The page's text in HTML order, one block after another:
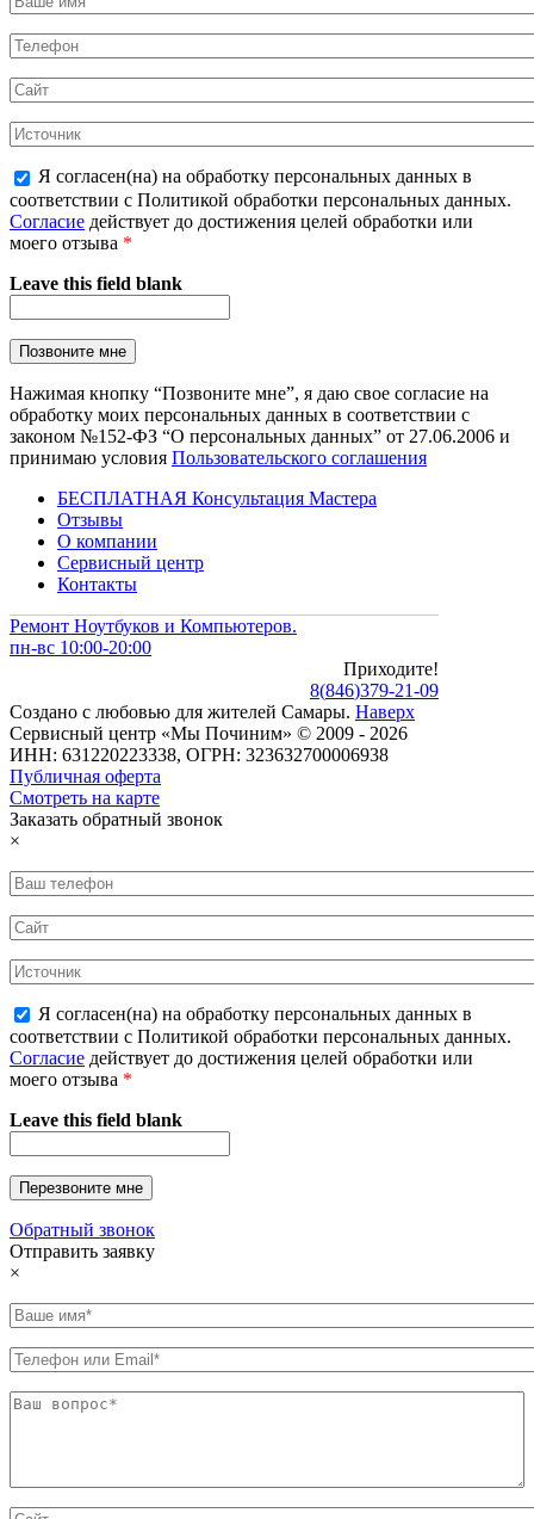
Я согласен(на) на обработку персональных данных в
соответствии с Политикой обработки персональных данных.
Согласие действует до достижения целей обработки или
моего отзыва *
Leave this field blank
Нажимая кнопку “Позвоните мне”, я даю свое согласие на
обработку моих персональных данных в соответствии с
законом №152-ФЗ “О персональных данных” от 27.06.2006 и
принимаю условия Пользовательского соглашения
БЕСПЛАТНАЯ Консультация Мастера
Отзывы
О компании
Сервисный центр
Контакты
Ремонт Ноутбуков и Компьютеров.
пн-вс 10:00-20:00
Приходите!
8(846)379-21-09
Создано с любовью для жителей Самары. Наверх
Сервисный центр «Мы Починим» © 2009 - 2026
ИНН: 631220223338, ОГРН: 323632700006938
Публичная оферта
Смотреть на карте
Заказать обратный звонок
×
Я согласен(на) на обработку персональных данных в
соответствии с Политикой обработки персональных данных.
Согласие действует до достижения целей обработки или
моего отзыва *
Leave this field blank
Обратный звонок
Отправить заявку
×